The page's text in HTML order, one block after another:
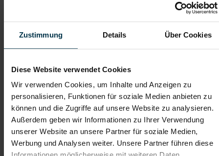
Zustimmung Details Über Cookies
Diese Website verwendet Cookies
Wir verwenden Cookies, um Inhalte und Anzeigen zu
personalisieren, Funktionen für soziale Medien anbieten zu
können und die Zugriffe auf unsere Website zu analysieren.
Außerdem geben wir Informationen zu Ihrer Verwendung
unserer Website an unsere Partner für soziale Medien,
Werbung und Analysen weiter. Unsere Partner führen diese
Details zu diesem Job anzeigen
HSE Site Lead (m/f/o)
Malta / Malta
Full-time
Consulting / Beratung